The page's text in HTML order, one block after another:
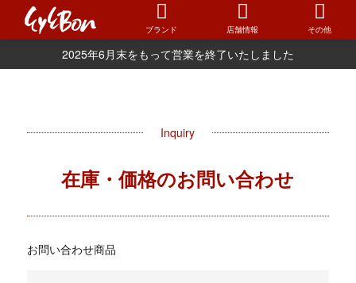
ブランド 店舗情報 その他
2025年6月末をもって営業を終了いたしました
Inquiry
在庫・価格のお問い合わせ
お問い合わせ商品